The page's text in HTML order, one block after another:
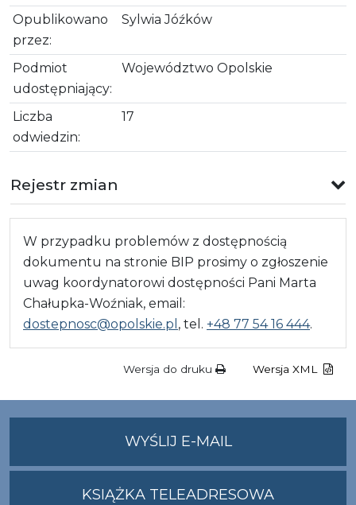
Opublikowano
przez:
Sylwia Jóźków
Podmiot
udostępniający:
Województwo Opolskie
Liczba
odwiedzin:
17
Rejestr zmian
W przypadku problemów z dostępnością
dokumentu na stronie BIP prosimy o zgłoszenie
uwag koordynatorowi dostępności Pani Marta
Chałupka-Woźniak, email:
dostepnosc@opolskie.pl , tel. +48 77 54 16 444.
Wersja do druku Wersja XML
WYŚLIJ E-MAILNA
ADRES
KSIĄŻKA TELEADRESOWA